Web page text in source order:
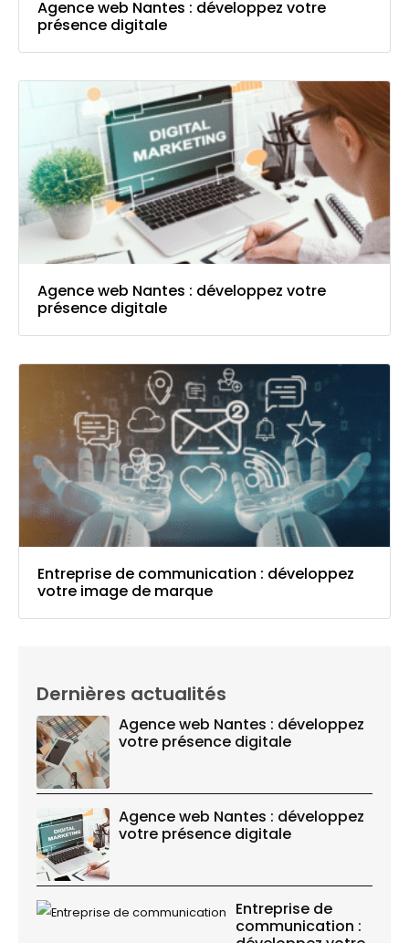
Agence web Nantes : développez votre
présence digitale
Agence web Nantes : développez votre
présence digitale
Entreprise de communication : développez
votre image de marque
Dernières actualités
Agence web Nantes : développez
votre présence digitale
Agence web Nantes : développez
votre présence digitale
Entreprise de
communication :